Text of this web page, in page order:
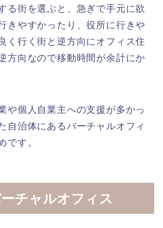
る街を選ぶと、急ぎで手元に欲
きやすかったり、役所に行きや
く行く街と逆方向にオフィス住
方向なので移動時間が余計にか
や個人自業主への支援が多かっ
自治体にあるバーチャルオフィ
です。
チャルオフィス